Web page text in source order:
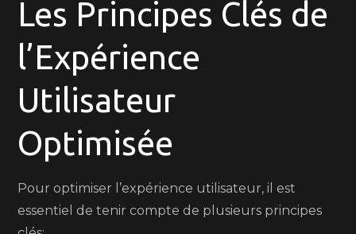
Les Principes Clés de
l’Expérience
Utilisateur
Optimisée
Pour optimiser l’expérience utilisateur, il est
essentiel de tenir compte de plusieurs principes